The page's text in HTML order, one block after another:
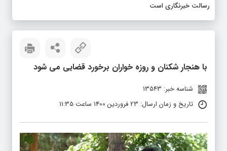
رسالت خبرنگاری است
با هنجار شکنان و روزه خواران برخورد قضایی می شود
شناسه خبر: 13543
تاریخ و زمان ارسال: 23 فروردین 1400 ساعت 11:35